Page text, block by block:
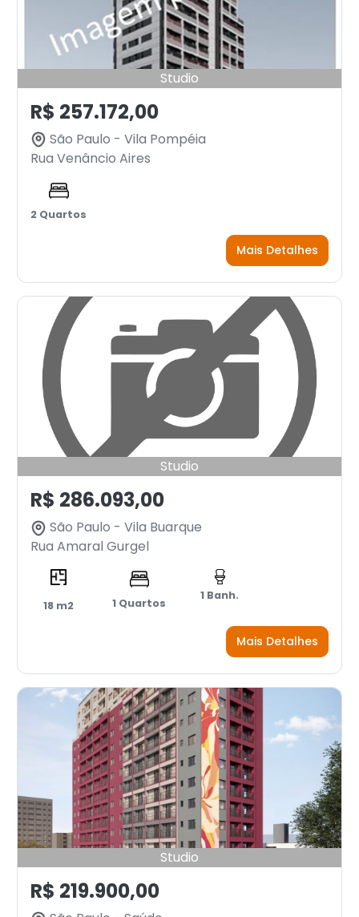
Studio
R$ 257.172,00
São Paulo - Vila Pompéia
Rua Venâncio Aires
2 Quartos
Mais Detalhes
Studio
R$ 286.093,00
São Paulo - Vila Buarque
Rua Amaral Gurgel
18 m2 1 Quartos
1 Banh.
Mais Detalhes
Studio
R$ 219.900,00